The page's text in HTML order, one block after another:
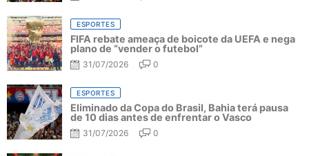
ESPORTES
FIFA rebate ameaça de boicote da UEFA e nega
plano de “vender o futebol”
31/07/2026 0
ESPORTES
Eliminado da Copa do Brasil, Bahia terá pausa
de 10 dias antes de enfrentar o Vasco
31/07/2026 0